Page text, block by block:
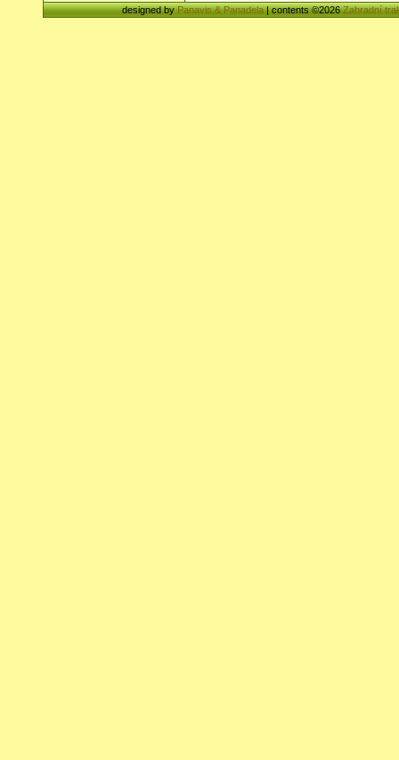
designed byPanavis & Panadela| contents ©2026Zahradní